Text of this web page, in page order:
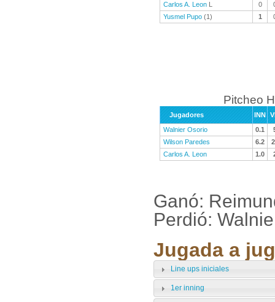
Carlos A. Leon L 0
Yusmel Pupo (1) 1
Pitcheo
Jugadores INN
Walnier Osorio
0.1
Wilson Paredes
6.2
Carlos A. Leon
1.0
Ganó:
Perdió:
Jugada a
Line ups iniciales
1er inning